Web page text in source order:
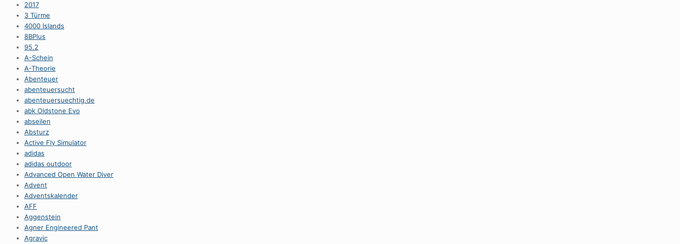
2017
3 Türme
4000 Islands
8BPlus
95.2
A-Schein
A-Theorie
Abenteuer
abenteuersucht
abenteuersuechtig.de
abk Oldstone Evo
abseilen
Absturz
Active Fly Simulator
adidas
adidas outdoor
Advanced Open Water Diver
Advent
Adventskalender
AFF
Aggenstein
Agner Engineered Pant
Agravic